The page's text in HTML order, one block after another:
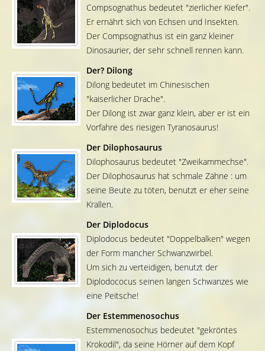
Compsognathus bedeutet "zierlicher Kiefer".
Er ernährt sich von Echsen und Insekten.
Der Compsognathus ist ein ganz kleiner
Dinosaurier, der sehr schnell rennen kann.
Der? Dilong
Dilong bedeutet im Chinesischen
"kaiserlicher Drache".
Der Dilong ist zwar ganz klein, aber er ist ein
Vorfahre des riesigen Tyranosaurus!
Der Dilophosaurus
Dilophosaurus bedeutet "Zweikammechse".
Der Dilophosaurus hat schmale Zähne : um
seine Beute zu töten, benutzt er eher seine
Krallen.
Der Diplodocus
Diplodocus bedeutet "Doppelbalken" wegen
der Form mancher Schwanzwirbel.
Um sich zu verteidigen, benutzt der
Diplodococus seinen langen Schwanzes wie
eine Peitsche!
Der Estemmenosochus
Estemmenosochus bedeutet "gekröntes
Krokodil", da seine Hörner auf dem Kopf